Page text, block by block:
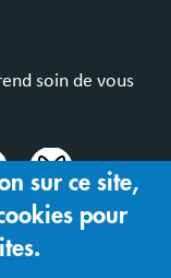
soin de vous
sur ce site,
pour